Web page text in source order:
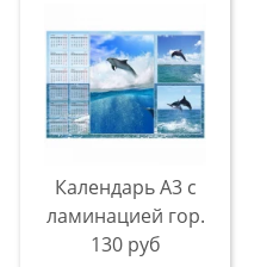
Календарь А3 с
ламинацией гор.
130 руб